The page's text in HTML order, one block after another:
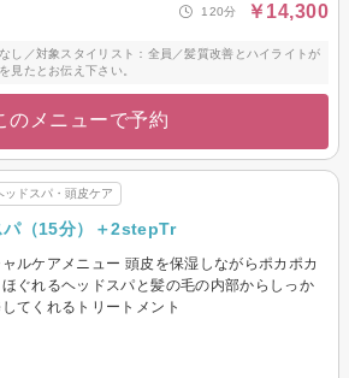
120分 ￥14,300
し／対象スタイリスト：全員／髪質改善とハイライトが
見たとお伝え下さい。
のメニューで予約
ッドスパ・頭皮ケア
パ（15分）＋2stepTr
ルケアメニュー 頭皮を保湿しながらポカポカ
ぐれるヘッドスパと髪の毛の内部からしっか
してくれるトリートメント